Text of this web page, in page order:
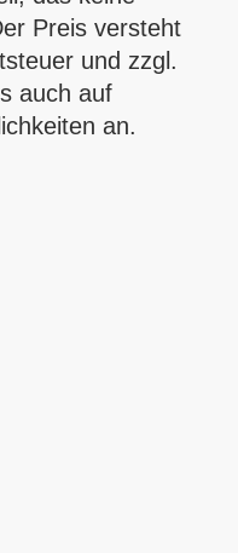
Preis versteht
und zzgl.
auch auf
an.